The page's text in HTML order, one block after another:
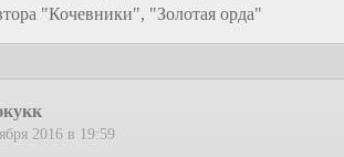
"Кочевники", "Золотая орда"
2016 в 19:59